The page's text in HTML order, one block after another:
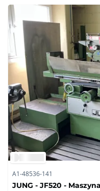
A1-48536-141
JUNG - JF520 -